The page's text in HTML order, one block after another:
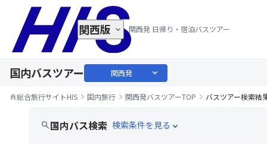
関西発 日帰り・宿泊バスツアー
関西版
国内バスツアー 関西発 expand_more
home総合旅行サイトHIS 国内旅行 関西発バスツアーTOP バスツアー検索結
search国内バス検索 expand_more